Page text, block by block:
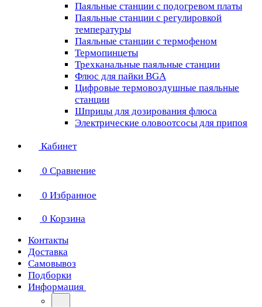
Паяльные станции с подогревом платы
Паяльные станции с регулировкой
температуры
Паяльные станции с термофеном
Термопинцеты
Трехканальные паяльные станции
Флюс для пайки BGA
Цифровые термовоздушные паяльные
станции
Шприцы для дозирования флюса
Электрические оловоотсосы для припоя
Кабинет
0 Сравнение
0 Избранное
0 Корзина
Контакты
Доставка
Самовывоз
Подборки
Информация